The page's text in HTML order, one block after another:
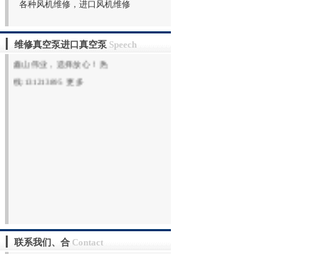
各种风机维修，进口风机维修
维修真空泵进口真空泵 Speech
罗茨真空泵，各种真空泵维修，回转式
空泵维修，专业技术，专业服务，选择
联系我们、合 Contact